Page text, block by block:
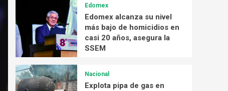
Edomex
Edomex alcanza su nivel
más bajo de homicidios en
casi 20 años, asegura la
SSEM
Nacional
Explota pipa de gas en